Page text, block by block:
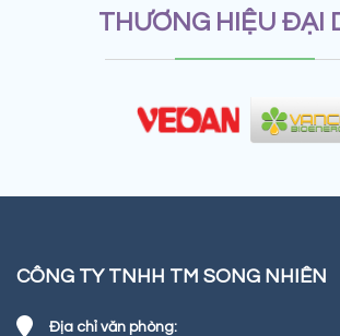
THƯƠNG HIỆU ĐẠI
CÔNG TY TNHH TM SONG NHIÊN
Địa chỉ văn phòng: